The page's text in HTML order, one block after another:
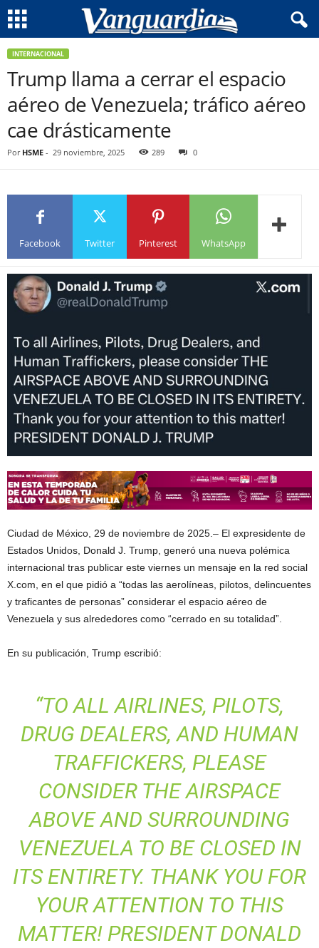
INTERNACIONAL
Trump llama a cerrar el espacio
aéreo de Venezuela; tráfico aéreo
cae drásticamente
Por HSME - 29 noviembre, 2025 289 0
Facebook Twitter Pinterest WhatsApp
Ciudad de México, 29 de noviembre de 2025.– El expresidente de
Estados Unidos, Donald J. Trump, generó una nueva polémica
internacional tras publicar este viernes un mensaje en la red social
X.com, en el que pidió a “todas las aerolíneas, pilotos, delincuentes
y traficantes de personas” considerar el espacio aéreo de
Venezuela y sus alrededores como “cerrado en su totalidad”.
En su publicación, Trump escribió:
“TO ALL AIRLINES, PILOTS,
DRUG DEALERS, AND HUMAN
TRAFFICKERS, PLEASE
CONSIDER THE AIRSPACE
ABOVE AND SURROUNDING
VENEZUELA TO BE CLOSED IN
ITS ENTIRETY. THANK YOU FOR
YOUR ATTENTION TO THIS
MATTER! PRESIDENT DONALD